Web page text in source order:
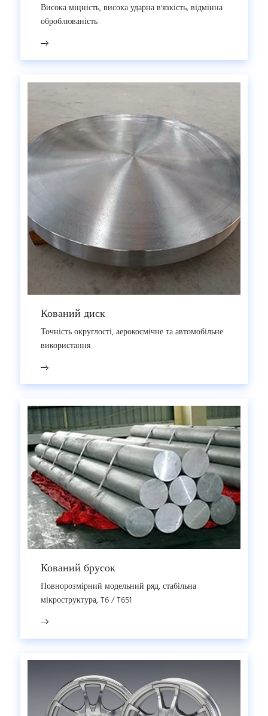
Висока міцність, висока ударна в'язкість, відмінна
оброблюваність
Кований диск
Точність округлості, аерокосмічне та автомобільне
використання
Кований брусок
Повнорозмірний модельний ряд, стабільна
мікроструктура, T6 / T651